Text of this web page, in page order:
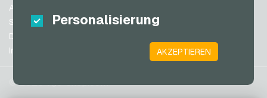
Personalisierung
AKZEPTIEREN
Zalando Geschenkkarten
USA (EN)
© 2026 vgo-shop.com
AGB
Sicherheit & Verifikation
Datenschutzrichtlinien
Impressum